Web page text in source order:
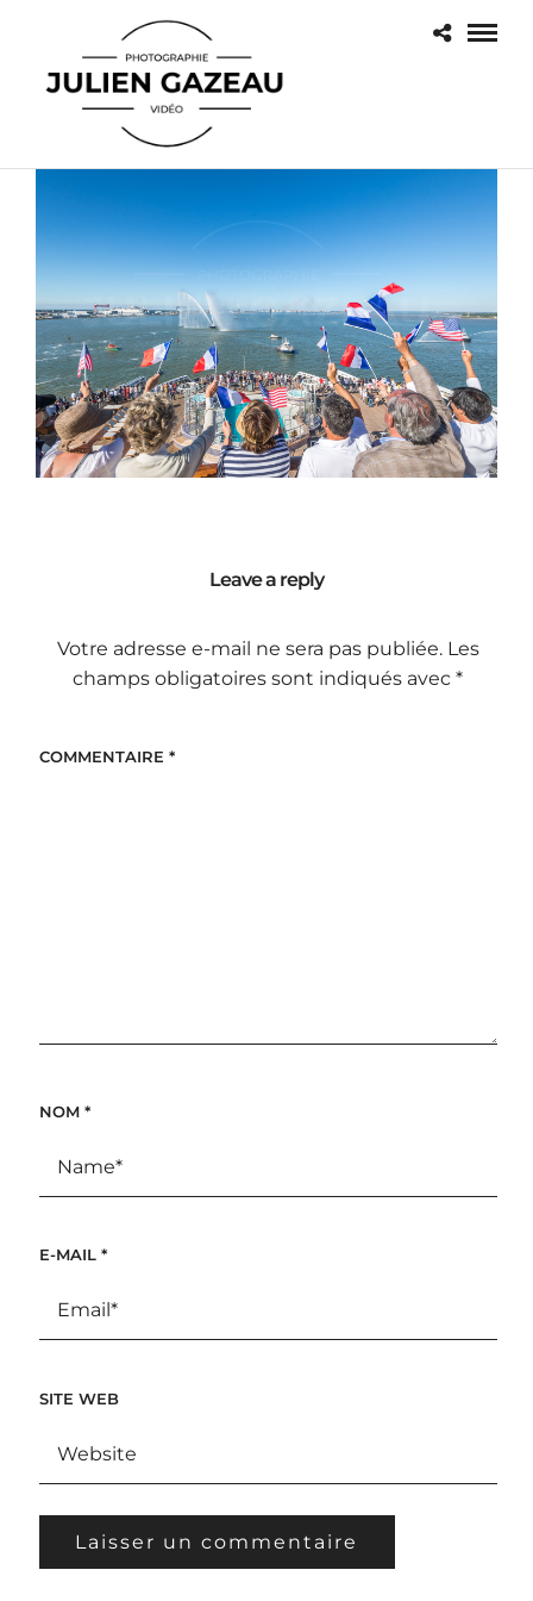
Leave a reply
Votre adresse e-mail ne sera pas publiée. Les
champs obligatoires sont indiqués avec*
COMMENTAIRE *
NOM *
E-MAIL *
SITE WEB